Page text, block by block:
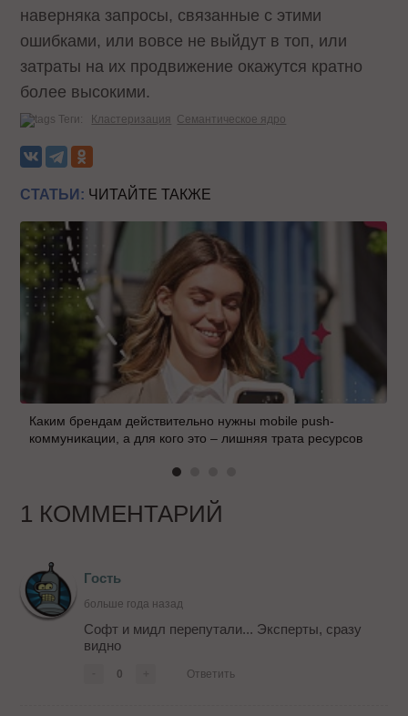
наверняка запросы, связанные с этими
ошибками, или вовсе не выйдут в топ, или
затраты на их продвижение окажутся кратно
более высокими.
Теги: Кластеризация Семантическое ядро
СТАТЬИ: ЧИТАЙТЕ ТАКЖЕ
Каким брендам действительно нужны mobile push-
коммуникации, а для кого это – лишняя трата ресурсов
1 КОММЕНТАРИЙ
Гость
больше года назад
Софт и мидл перепутали... Эксперты, сразу
видно
0 Ответить